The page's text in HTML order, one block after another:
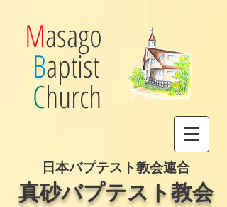
Masago
Baptist
Church
日本バプテスト教会連合
真砂バプテスト教会